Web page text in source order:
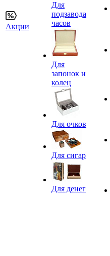
Акции
Для
подзавода
часов
Для
запонок и
колец
Для очков
Для сигар
Для денег